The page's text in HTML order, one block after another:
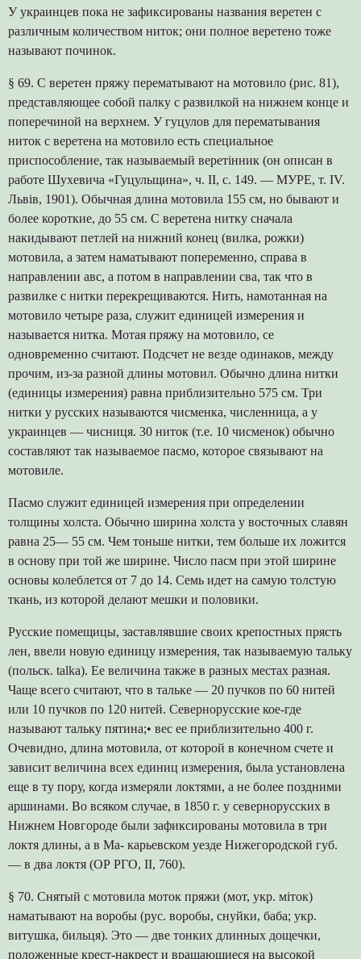
У украинцев пока не зафиксированы названия веретен с
различным количеством ниток; они полное веретено тоже
называют починок.
§ 69. С веретен пряжу перематывают на мотовило (рис. 81),
представляющее собой палку с развилкой на нижнем конце и
поперечиной на верхнем. У гуцулов для перематывания
ниток с веретена на мотовило есть специальное
приспособление, так называемый веретінник (он описан в
работе Шухевича «Гуцульщина», ч. II, с. 149. — МУРЕ, т. IV.
Львів, 1901). Обычная длина мотовила 155 см, но бывают и
более короткие, до 55 см. С веретена нитку сначала
накидывают петлей на нижний конец (вилка, рожки)
мотовила, а затем наматывают попеременно, справа в
направлении авс, а потом в направлении сва, так что в
развилке с нитки перекрещиваются. Нить, намотанная на
мотовило четыре раза, служит единицей измерения и
называется нитка. Мотая пряжу на мотовило, се
одновременно считают. Подсчет не везде одинаков, между
прочим, из-за разной длины мотовил. Обычно длина нитки
(единицы измерения) равна приблизительно 575 см. Три
нитки у русских называются чисменка, численница, а у
украинцев — чисниця. 30 ниток (т.е. 10 чисменок) обычно
составляют так называемое пасмо, которое связывают на
мотовиле.
Пасмо служит единицей измерения при определении
толщины холста. Обычно ширина холста у восточных славян
равна 25— 55 см. Чем тоньше нитки, тем больше их ложится
в основу при той же ширине. Число пасм при этой ширине
основы колеблется от 7 до 14. Семь идет на самую толстую
ткань, из которой делают мешки и половики.
Русские помещицы, заставлявшие своих крепостных прясть
лен, ввели новую единицу измерения, так называемую тальку
(польск. talka). Ее величина также в разных местах разная.
Чаще всего считают, что в тальке — 20 пучков по 60 нитей
или 10 пучков по 120 нитей. Севернорусские кое-где
называют тальку пятина;• вес ее приблизительно 400 г.
Очевидно, длина мотовила, от которой в конечном счете и
зависит величина всех единиц измерения, была установлена
еще в ту пору, когда измеряли локтями, а не более поздними
аршинами. Во всяком случае, в 1850 г. у севернорусских в
Нижнем Новгороде были зафиксированы мотовила в три
локтя длины, а в Ма- карьевском уезде Нижегородской губ.
— в два локтя (ОР РГО, ІІ, 760).
§ 70. Снятый с мотовила моток пряжи (мот, укр. міток)
наматывают на воробы (рус. воробы, снуйки, баба; укр.
витушка, бильця). Это — две тонких длинных дощечки,
положенные крест-накрест и вращающиеся на высокой